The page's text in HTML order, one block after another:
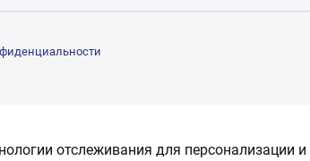
отслеживания для персонализации